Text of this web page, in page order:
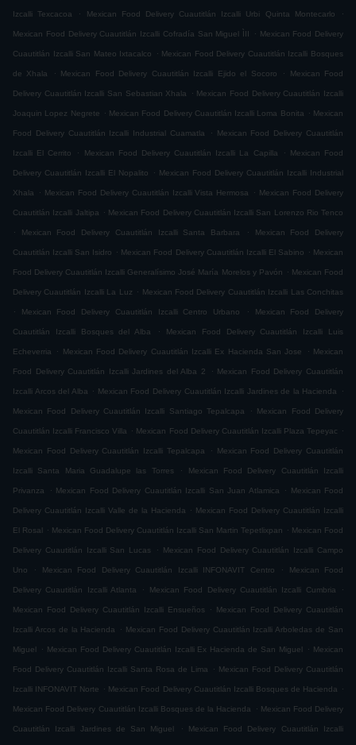
Izcalli Texcacoa . Mexican Food Delivery Cuautitlán Izcalli Urbi Quinta Montecarlo .
Mexican Food Delivery Cuautitlán Izcalli Cofradía San Miguel ÌII . Mexican Food Delivery
Cuautitlán Izcalli San Mateo Ixtacalco . Mexican Food Delivery Cuautitlán Izcalli Bosques
de Xhala . Mexican Food Delivery Cuautitlán Izcalli Ejido el Socoro . Mexican Food
Delivery Cuautitlán Izcalli San Sebastian Xhala . Mexican Food Delivery Cuautitlán Izcalli
Joaquin Lopez Negrete . Mexican Food Delivery Cuautitlán Izcalli Loma Bonita . Mexican
Food Delivery Cuautitlán Izcalli Industrial Cuamatla . Mexican Food Delivery Cuautitlán
Izcalli El Cerrito . Mexican Food Delivery Cuautitlán Izcalli La Capilla . Mexican Food
Delivery Cuautitlán Izcalli El Nopalito . Mexican Food Delivery Cuautitlán Izcalli Industrial
Xhala . Mexican Food Delivery Cuautitlán Izcalli Vista Hermosa . Mexican Food Delivery
Cuautitlán Izcalli Jaltipa . Mexican Food Delivery Cuautitlán Izcalli San Lorenzo Rio Tenco
.
Mexican Food Delivery Cuautitlán Izcalli Santa Barbara . Mexican Food Delivery
Cuautitlán Izcalli San Isidro . Mexican Food Delivery Cuautitlán Izcalli El Sabino . Mexican
Food Delivery Cuautitlán Izcalli Generalísimo José María Morelos y Pavón . Mexican Food
Delivery Cuautitlán Izcalli La Luz . Mexican Food Delivery Cuautitlán Izcalli Las Conchitas
.
Mexican Food Delivery Cuautitlán Izcalli Centro Urbano . Mexican Food Delivery
Cuautitlán Izcalli Bosques del Alba . Mexican Food Delivery Cuautitlán Izcalli Luis
Echeverria . Mexican Food Delivery Cuautitlán Izcalli Ex Hacienda San Jose . Mexican
Food Delivery Cuautitlán Izcalli Jardines del Alba 2 . Mexican Food Delivery Cuautitlán
Izcalli Arcos del Alba . Mexican Food Delivery Cuautitlán Izcalli Jardines de la Hacienda .
Mexican Food Delivery Cuautitlán Izcalli Santiago Tepalcapa . Mexican Food Delivery
Cuautitlán Izcalli Francisco Villa . Mexican Food Delivery Cuautitlán Izcalli Plaza Tepeyac .
Mexican Food Delivery Cuautitlán Izcalli Tepalcapa . Mexican Food Delivery Cuautitlán
Izcalli Santa Maria Guadalupe las Torres . Mexican Food Delivery Cuautitlán Izcalli
Privanza . Mexican Food Delivery Cuautitlán Izcalli San Juan Atlamica . Mexican Food
Delivery Cuautitlán Izcalli Valle de la Hacienda . Mexican Food Delivery Cuautitlán Izcalli
El Rosal . Mexican Food Delivery Cuautitlán Izcalli San Martin Tepetlixpan . Mexican Food
Delivery Cuautitlán Izcalli San Lucas . Mexican Food Delivery Cuautitlán Izcalli Campo
Uno . Mexican Food Delivery Cuautitlán Izcalli INFONAVIT Centro . Mexican Food
Delivery Cuautitlán Izcalli Atlanta . Mexican Food Delivery Cuautitlán Izcalli Cumbria .
Mexican Food Delivery Cuautitlán Izcalli Ensueños . Mexican Food Delivery Cuautitlán
Izcalli Arcos de la Hacienda . Mexican Food Delivery Cuautitlán Izcalli Arboledas de San
Miguel . Mexican Food Delivery Cuautitlán Izcalli Ex Hacienda de San Miguel . Mexican
Food Delivery Cuautitlán Izcalli Santa Rosa de Lima . Mexican Food Delivery Cuautitlán
Izcalli INFONAVIT Norte . Mexican Food Delivery Cuautitlán Izcalli Bosques de Hacienda .
Mexican Food Delivery Cuautitlán Izcalli Bosques de la Hacienda . Mexican Food Delivery
Cuautitlán Izcalli Jardines de San Miguel . Mexican Food Delivery Cuautitlán Izcalli